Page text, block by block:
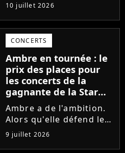
Victor Aupecle lance
son projet musical ce
vendredi 10 juillet avec
la parution du single Je
fais de mon mieux. Le
demi-finaliste...
10 juillet 2026
CONCERTS
Ambre en tournée : le
prix des places pour
les concerts de la
gagnante de la Star
Academy !
Ambre a de l'ambition.
Alors qu'elle défend le
single J'me demande et
qu'elle prépare son
9 juillet 2026